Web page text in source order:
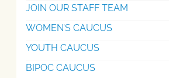
JOIN OUR STAFF TEAM
WOMEN’S CAUCUS
YOUTH CAUCUS
BIPOC CAUCUS